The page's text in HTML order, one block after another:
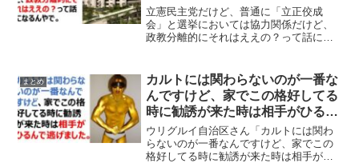
えの？って話になるんやで。
立憲民主党だけど、普通に「立正佼成
会」と選挙においては協力関係だけど、
政教分離的にそれはええの？って話にな
が、立憲民主党と「立正佼成会」は選挙
においては協力関係にあるが...
まとめ
カルトには関わらないのが一番な
んですけど、家でこの格好してる
時に勧誘が来た時は相手がひるん
で逃げました。
ウリグルイ自治区さん「カルトには関わ
らないのが一番なんですけど、家でこの
格好してる時に勧誘が来た時は相手がひ